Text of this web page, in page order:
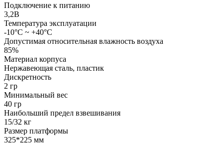
Подключение к питанию
3,2В
Температура эксплуатации
-10°C ~ +40°C
Допустимая относительная влажность воздуха
85%
Материал корпуса
Нержавеющая сталь, пластик
Дискретность
2 гр
Минимальный вес
40 гр
Наибольший предел взвешивания
15/32 кг
Размер платформы
325*225 мм